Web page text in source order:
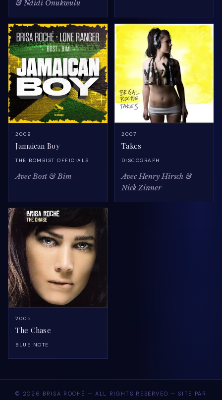
& Ndidi Onukwulu
2009
Jamaican Boy
THE BOMBIST OFFICIALS
Avec Bost & Bim
2007
Takes
DISCOGRAPH
Avec Henry Hirsch &
Nick Zinner
2005
The Chase
BLUE NOTE
© 2026 BRISA ROCHÉ — ALL RIGHTS RESERVED — SITE PAR